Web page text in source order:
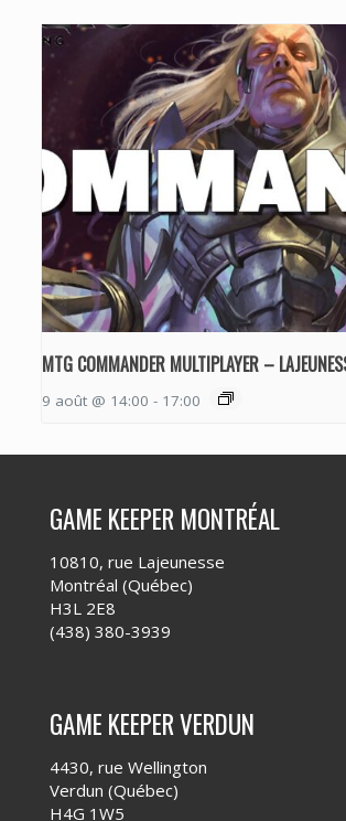
MTG COMMANDER MULTIPLAYER –
9 août @ 14:00 - 17:00
GAME KEEPER MONTRÉAL
10810, rue Lajeunesse
Montréal (Québec)
H3L 2E8
(438) 380-3939
GAME KEEPER VERDUN
4430, rue Wellington
Verdun (Québec)
H4G 1W5